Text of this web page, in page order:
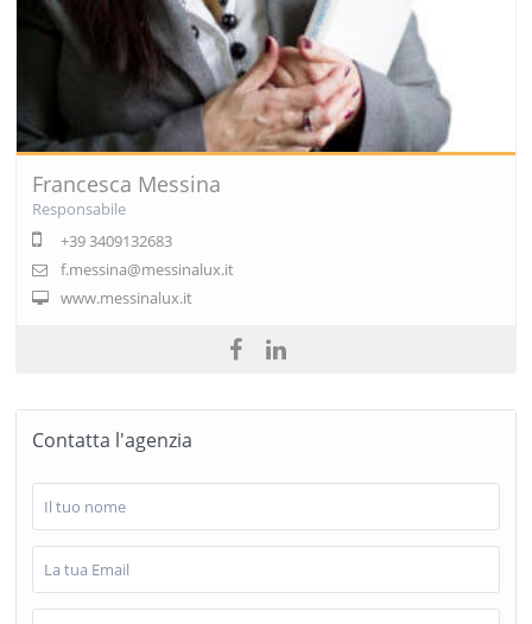
Francesca Messina
Responsabile
+39 3409132683
f.messina@messinalux.it
www.messinalux.it
Contatta l'agenzia